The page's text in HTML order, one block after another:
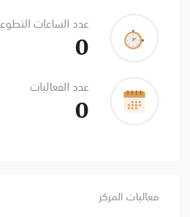
عدد الساعات
0
عدد الفعاليات
0
فعاليات المركز